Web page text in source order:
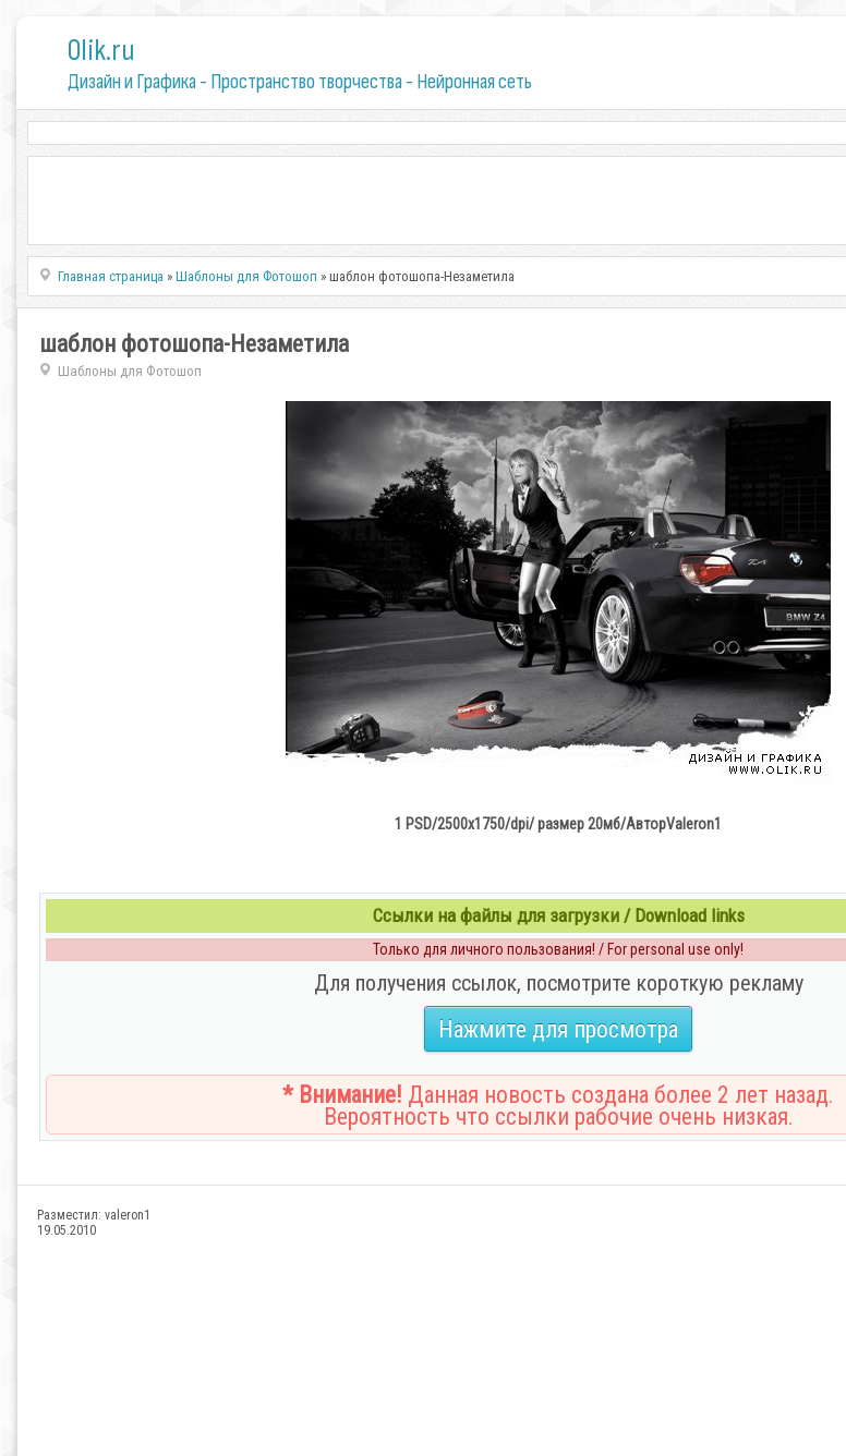
0lik.ru
Дизайн и Графика - Пространство творчества - Нейронная сеть
Главная страница »Шаблоны для Фотошоп » шаблон фотошопа-Незаметила
шаблон фотошопа-Незаметила
Шаблоны для Фотошоп
1 PSD/2500х1750/dpi/ размер 20мб/АвторValeron1
Ссылки на файлы для загрузки / Download links
Только для личного пользования! / For personal use only!
Для получения ссылок, посмотрите короткую рекламу
Нажмите для просмотра
* Внимание! Данная новость создана более 2 лет назад.
Вероятность что ссылки рабочие очень низкая.
Разместил: valeron1
19.05.2010